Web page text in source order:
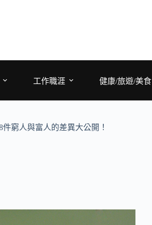
工作職涯 健康/旅遊/美食
窮人與富人的差異大公開！